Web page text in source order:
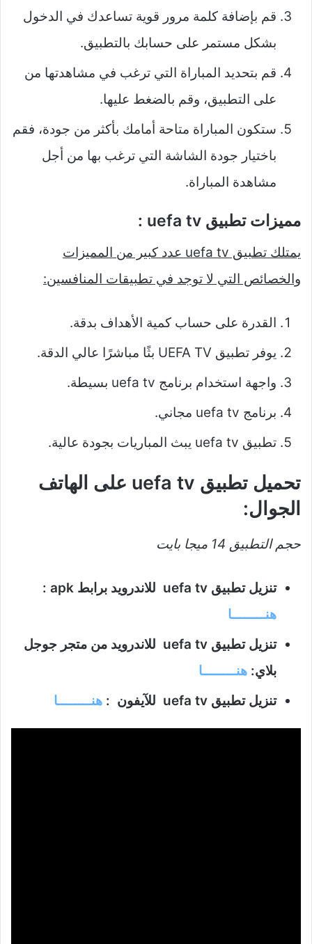
قم بإضافة كلمة مرور قوية تساعدك في الدخول
بشكل مستمر على حسابك بالتطبيق.
قم بتحديد المباراة التي ترغب في مشاهدتها من
على التطبيق، وقم بالضغط عليها.
ستكون المباراة متاحة أمامك بأكثر من جودة، فقم
باختيار جودة الشاشة التي ترغب بها من أجل
مشاهدة المباراة.
مميزات تطبيق uefa tv :
يمتلك تطبيق uefa tv عدد كبير من المميزات
والخصائص التي لا توجد في تطبيقات المنافسين:
القدرة على حساب كمية الأهداف بدقة.
يوفر تطبيق UEFA TV بثًا مباشرًا عالي الدقة.
واجهة استخدام برنامج uefa tv بسيطة.
برنامج uefa tv مجاني.
تطبيق uefa tv يبث المباريات بجودة عالية.
تحميل تطبيق uefa tv على الهاتف
الجوال:
حجم التطبيق 14 ميجا بايت
تنزيل تطبيق uefa tv للاندرويد برابط apk :
هنــــــــا
تنزيل تطبيق uefa tv للاندرويد من متجر جوجل
بلاي: هنــــــــا
تنزيل تطبيق uefa tv للآيفون :
هنــــــــا